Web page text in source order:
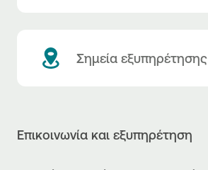
Σημεία εξυπηρέτησης
Επικοινωνία και εξυπηρέτηση